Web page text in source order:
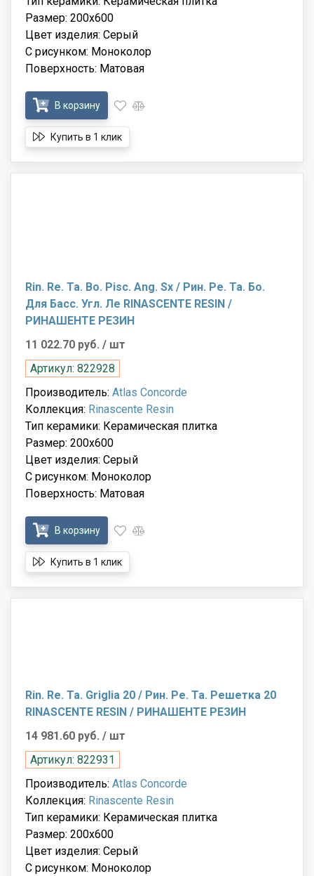
Размер: 200x600
Цвет изделия: Серый
С рисунком: Моноколор
Поверхность: Матовая
В корзину
Купить в 1 клик
Rin. Re. Ta. Bo. Pisc. Ang. Sx / Рин. Ре. Та. Бо.
Для Басс. Угл. Ле RINASCENTE RESIN /
РИНАШЕНТЕ РЕЗИН
11 022.70 руб. / шт
Артикул: 822928
Производитель: Atlas Concorde
Коллекция: Rinascente Resin
Тип керамики: Керамическая плитка
Размер: 200x600
Цвет изделия: Серый
С рисунком: Моноколор
Поверхность: Матовая
В корзину
Купить в 1 клик
Rin. Re. Ta. Griglia 20 / Рин. Ре. Та. Решетка 20
RINASCENTE RESIN / РИНАШЕНТЕ РЕЗИН
14 981.60 руб. / шт
Артикул: 822931
Производитель: Atlas Concorde
Коллекция: Rinascente Resin
Тип керамики: Керамическая плитка
Размер: 200x600
Цвет изделия: Серый
С рисунком: Моноколор